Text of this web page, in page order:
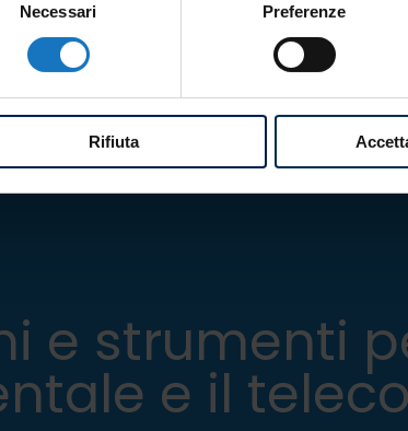
Necessari Preferenze
Rifiuta